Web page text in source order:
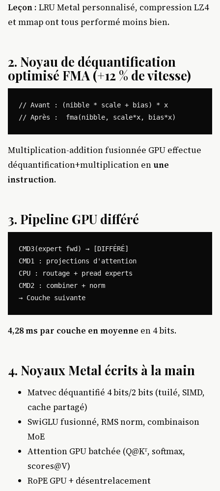
Leçon : LRU Metal personnalisé, compression LZ4
et mmap ont tous performé moins bien.
2. Noyau de déquantification
optimisé FMA (+12 % de vitesse)
// Avant : (nibble * scale + bias) * x
Multiplication-addition fusionnée GPU effectue
déquantification+multiplication enune
instruction.
3. Pipeline GPU différé
CMD3(expert fwd) → [DIFFÉRÉ]
CMD1 : projections d'attention
CPU : routage + pread experts
CMD2 : combiner + norm
4,28 ms par couche en moyenne en 4 bits.
4. Noyaux Metal écrits à la main
Matvec déquantifié 4 bits/2 bits (tuilé, SIMD,
cache partagé)
SwiGLU fusionné, RMS norm, combinaison
MoE
Attention GPU batchée (Q@Kᵀ, softmax,
scores@V)
RoPE GPU + désentrelacement